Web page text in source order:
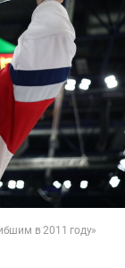
в 2011 году»